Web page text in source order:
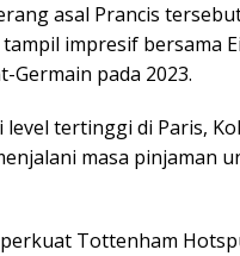
asal Prancis
impresif bersama
Germain pada 2023.
level tertinggi di Paris,
masa pinjaman
Tottenham